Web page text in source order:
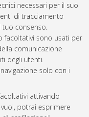
necessari per il suo
di tracciamento
consenso.
facoltativi sono usati per
comunicazione
degli utenti.
solo con i
attivando
potrai esprimere
sensor engineering
chimica, dei
ambientale [LM-
7 20:33:26 2026 CEST